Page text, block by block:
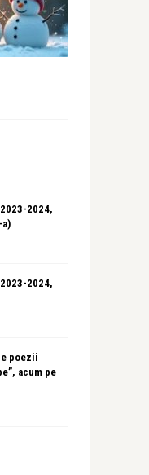
2024,
2024,
poezii
acum pe